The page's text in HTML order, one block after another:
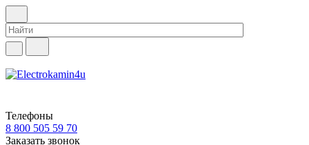
Телефоны
8 800 505 59 70
Заказать звонок